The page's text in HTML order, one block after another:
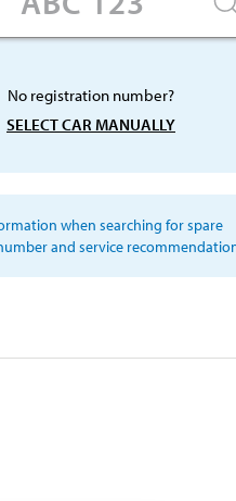
No registration number?
SELECT CAR MANUALLY
when searching for spare
and service